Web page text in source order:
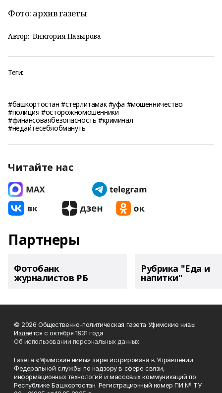
Фото: архив газеты
Автор: Виктория Назырова
Теги:
#башкортостан #стерлитамак #уфа #мошенничество
#полиция #осторожномошенники
#финансоваябезопасность #криминал
#недайтесебяобмануть
Читайте нас
Партнеры
Фотобанк
журналистов РБ
Рубрика "Еда и
напитки"
© 2026 Общественно-политическая газета Уфимские нивы.
Издаётся с октября 1931 года
Об использовании персональных данных
Газета «Уфимские нивы» зарегистрирована в Управлении
Федеральной службы по надзору в сфере связи,
информационных технологий и массовых коммуникаций по
Республике Башкортостан. Регистрационный номер ПИ № ТУ